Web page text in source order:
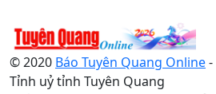
© 2020 Báo Tuyên Quang Online
Tỉnh uỷ tỉnh Tuyên Quang